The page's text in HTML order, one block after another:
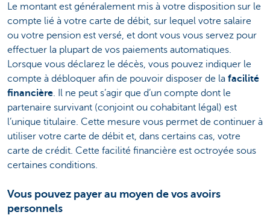
Le montant est généralement mis à votre disposition sur le
compte lié à votre carte de débit, sur lequel votre salaire
ou votre pension est versé, et dont vous vous servez pour
effectuer la plupart de vos paiements automatiques.
Lorsque vous déclarez le décès, vous pouvez indiquer le
compte à débloquer afin de pouvoir disposer de la facilité
financière. Il ne peut s’agir que d’un compte dont le
partenaire survivant (conjoint ou cohabitant légal) est
l’unique titulaire. Cette mesure vous permet de continuer à
utiliser votre carte de débit et, dans certains cas, votre
carte de crédit. Cette facilité financière est octroyée sous
certaines conditions.
Vous pouvez payer au moyen de vos avoirs
personnels